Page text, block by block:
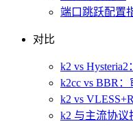
端口跳跃配置
对比
k2 vs
k2cc vs BBR
k2 vs
k2 与主流协议